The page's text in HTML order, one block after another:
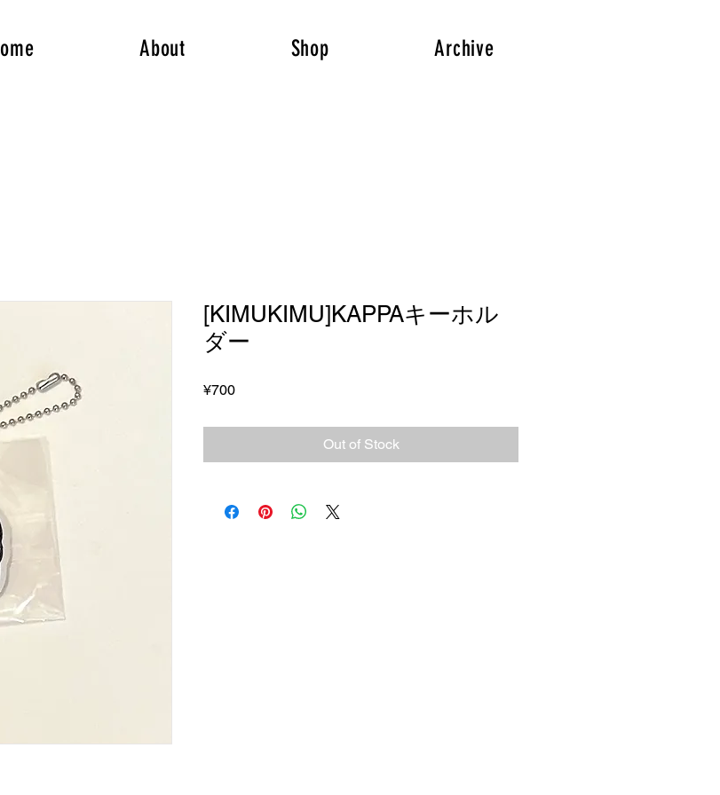
About Shop Archive
[KIMUKIMU]KAPPAキーホル
ダー
¥700Price
Out of Stock